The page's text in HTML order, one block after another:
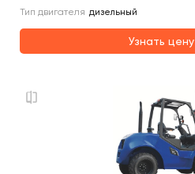
Тип двигателя дизельный
Узнать цену